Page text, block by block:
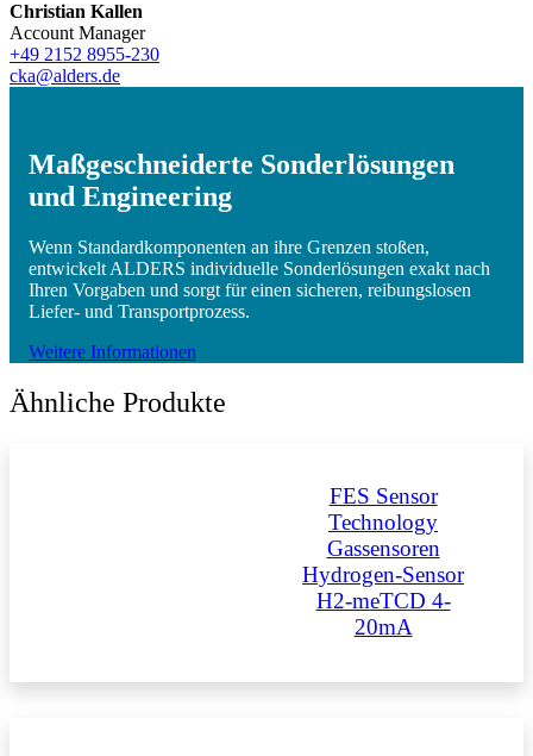
Christian Kallen
Account Manager
+49 2152 8955-230
cka@alders.de
Maßgeschneiderte Sonderlösungen
und Engineering
Wenn Standardkomponenten an ihre Grenzen stoßen,
entwickelt ALDERS individuelle Sonderlösungen exakt nach
Ihren Vorgaben und sorgt für einen sicheren, reibungslosen
Liefer- und Transportprozess.
Weitere Informationen
Ähnliche Produkte
FES Sensor
Technology
Gassensoren
Hydrogen-Sensor
H2-meTCD 4-
20mA